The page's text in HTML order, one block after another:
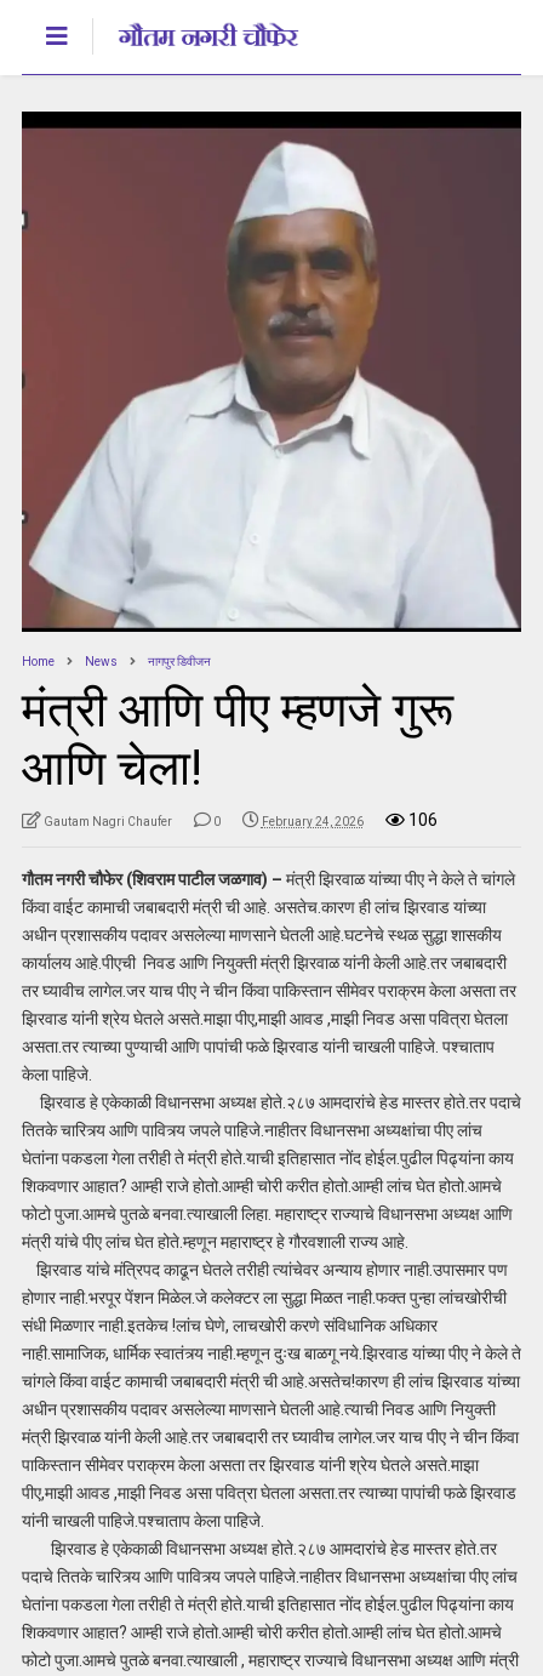
Home News नागपुर डिवीजन
मंत्री आणि पीए म्हणजे गुरू
आणि चेला!
Gautam Nagri Chaufer 0 February 24, 2026 106
गौतम नगरी चौफेर (शिवराम पाटील जळगाव) – मंत्री झिरवाळ यांच्या पीए ने केले ते चांगले
किंवा वाईट कामाची जबाबदारी मंत्री ची आहे. असतेच.कारण ही लांच झिरवाड यांच्या
अधीन प्रशासकीय पदावर असलेल्या माणसाने घेतली आहे.घटनेचे स्थळ सुद्धा शासकीय
कार्यालय आहे.पीएची निवड आणि नियुक्ती मंत्री झिरवाळ यांनी केली आहे.तर जबाबदारी
तर घ्यावीच लागेल.जर याच पीए ने चीन किंवा पाकिस्तान सीमेवर पराक्रम केला असता तर
झिरवाड यांनी श्रेय घेतले असते.माझा पीए,माझी आवड ,माझी निवड असा पवित्रा घेतला
असता.तर त्याच्या पुण्याची आणि पापांची फळे झिरवाड यांनी चाखली पाहिजे. पश्चाताप
केला पाहिजे.
झिरवाड हे एकेकाळी विधानसभा अध्यक्ष होते.२८७ आमदारांचे हेड मास्तर होते.तर पदाचे
तितके चारित्र्य आणि पावित्र्य जपले पाहिजे.नाहीतर विधानसभा अध्यक्षांचा पीए लांच
घेतांना पकडला गेला तरीही ते मंत्री होते.याची इतिहासात नोंद होईल.पुढील पिढ्यांना काय
शिकवणार आहात? आम्ही राजे होतो.आम्ही चोरी करीत होतो.आम्ही लांच घेत होतो.आमचे
फोटो पुजा.आमचे पुतळे बनवा.त्याखाली लिहा. महाराष्ट्र राज्याचे विधानसभा अध्यक्ष आणि
मंत्री यांचे पीए लांच घेत होते.म्हणून महाराष्ट्र हे गौरवशाली राज्य आहे.
झिरवाड यांचे मंत्रिपद काढून घेतले तरीही त्यांचेवर अन्याय होणार नाही.उपासमार पण
होणार नाही.भरपूर पेंशन मिळेल.जे कलेक्टर ला सुद्धा मिळत नाही.फक्त पुन्हा लांचखोरीची
संधी मिळणार नाही.इतकेच !लांच घेणे, लाचखोरी करणे संविधानिक अधिकार
नाही.सामाजिक, धार्मिक स्वातंत्र्य नाही.म्हणून दुःख बाळगू नये.झिरवाड यांच्या पीए ने केले ते
चांगले किंवा वाईट कामाची जबाबदारी मंत्री ची आहे.असतेच!कारण ही लांच झिरवाड यांच्या
अधीन प्रशासकीय पदावर असलेल्या माणसाने घेतली आहे.त्याची निवड आणि नियुक्ती
मंत्री झिरवाळ यांनी केली आहे.तर जबाबदारी तर घ्यावीच लागेल.जर याच पीए ने चीन किंवा
पाकिस्तान सीमेवर पराक्रम केला असता तर झिरवाड यांनी श्रेय घेतले असते.माझा
पीए,माझी आवड ,माझी निवड असा पवित्रा घेतला असता.तर त्याच्या पापांची फळे झिरवाड
यांनी चाखली पाहिजे.पश्चाताप केला पाहिजे.
झिरवाड हे एकेकाळी विधानसभा अध्यक्ष होते.२८७ आमदारांचे हेड मास्तर होते.तर
पदाचे तितके चारित्र्य आणि पावित्र्य जपले पाहिजे.नाहीतर विधानसभा अध्यक्षांचा पीए लांच
घेतांना पकडला गेला तरीही ते मंत्री होते.याची इतिहासात नोंद होईल.पुढील पिढ्यांना काय
शिकवणार आहात? आम्ही राजे होतो.आम्ही चोरी करीत होतो.आम्ही लांच घेत होतो.आमचे
फोटो पुजा.आमचे पुतळे बनवा.त्याखाली , महाराष्ट्र राज्याचे विधानसभा अध्यक्ष आणि मंत्री